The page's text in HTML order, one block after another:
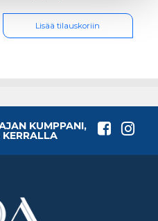
Lisää tilauskoriin
KUMPPANI,